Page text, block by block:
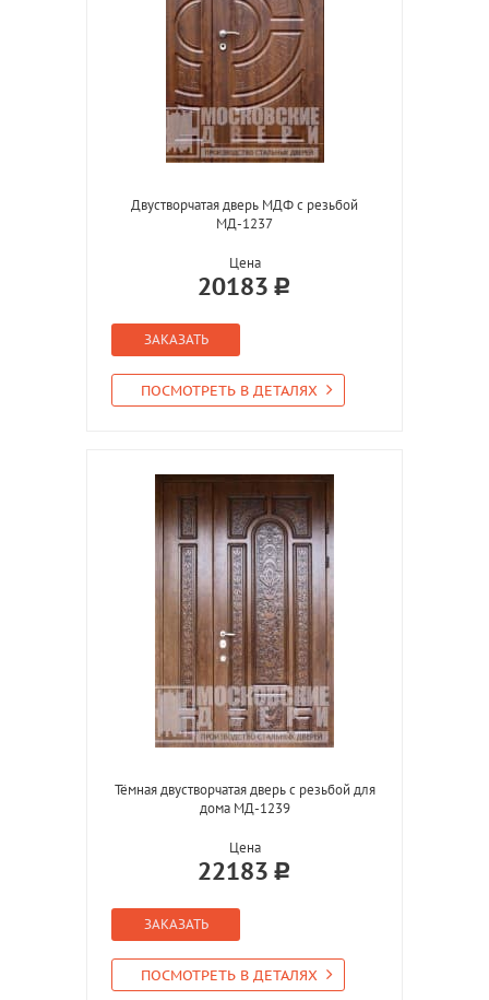
Двустворчатая дверь МДФ с резьбой
МД-1237
Цена
20183
ЗАКАЗАТЬ
ПОСМОТРЕТЬ В ДЕТАЛЯХ
Тёмная двустворчатая дверь с резьбой для
дома МД-1239
Цена
22183
ЗАКАЗАТЬ
ПОСМОТРЕТЬ В ДЕТАЛЯХ